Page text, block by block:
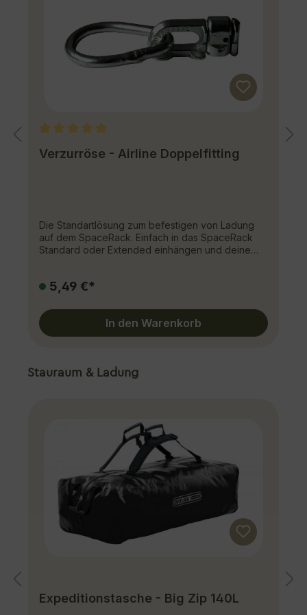
Durchschnittliche Bewertung von 5 von 5
Verzurröse - Airline Doppelfitting
Die Standartlösung zum befestigen von Ladung
auf dem SpaceRack. Einfach in das SpaceRack
Standard oder Extended einhängen und deine
die Ringschrauben als Verzurrpunkte Sinn.
5,49 €*
In den Warenkorb
Produktgalerie überspringen
Stauraum & Ladung
Expeditionstasche - Big Zip 140L